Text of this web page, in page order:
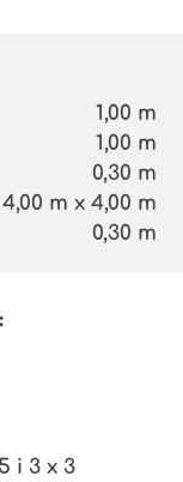
1,00 m
1,00 m
0,30 m
4,00 m x 4,00 m
0,30 m
i 3 x 3